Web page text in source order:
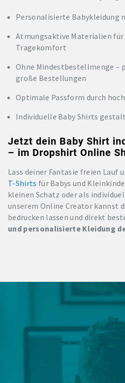
Personalisierte Babykleidung
Atmungsaktive Materialien für
Tragekomfort
Ohne Mindestbestellmenge –
große Bestellungen
Optimale Passform durch
Individuelle Baby Shirts
Jetzt dein Baby Shirt
– im Dropshirt Online
Lass deiner Fantasie freien Lauf
T-Shirts für Babys und
kleinen Schatz oder als
unserem Online Creator kannst
bedrucken lassen und direkt
und personalisierte Kleidung